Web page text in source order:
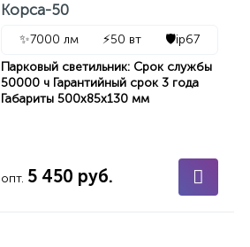
Корса-50
✨7000 лм ⚡50 вт 🛡️ip67
Парковый светильник: Срок службы
50000 ч Гарантийный срок 3 года
Габариты 500х85х130 мм
опт. 5 450 руб.